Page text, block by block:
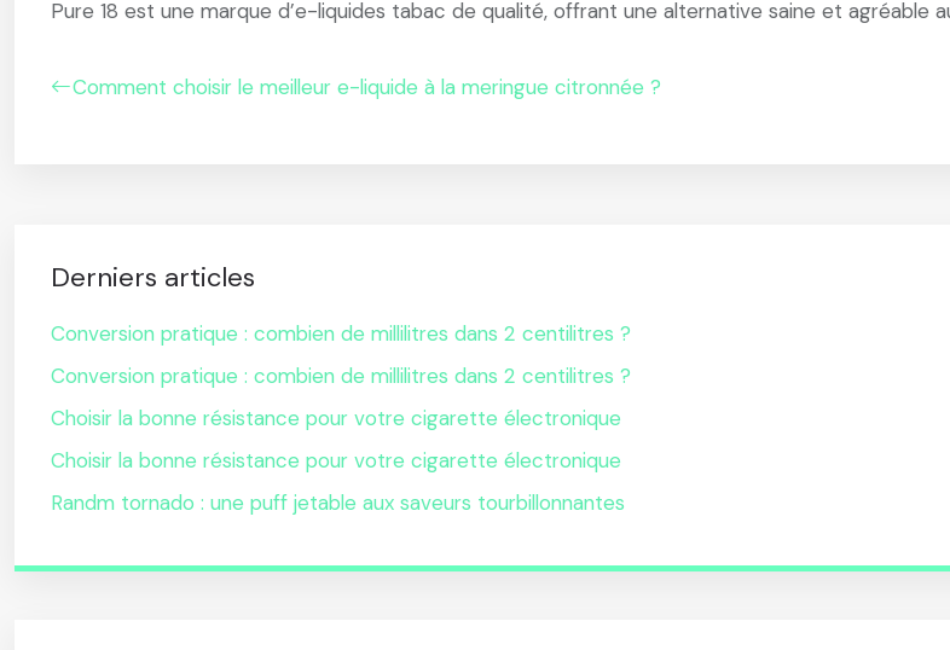
Pure 18 est une marque d’e-liquides tabac de qualité, offrant une alternative saine et agréable
Comment choisir le meilleur e-liquide à la meringue citronnée ?
Derniers articles
Conversion pratique : combien de millilitres dans 2 centilitres ?
Conversion pratique : combien de millilitres dans 2 centilitres ?
Choisir la bonne résistance pour votre cigarette électronique
Choisir la bonne résistance pour votre cigarette électronique
Randm tornado : une puff jetable aux saveurs tourbillonnantes